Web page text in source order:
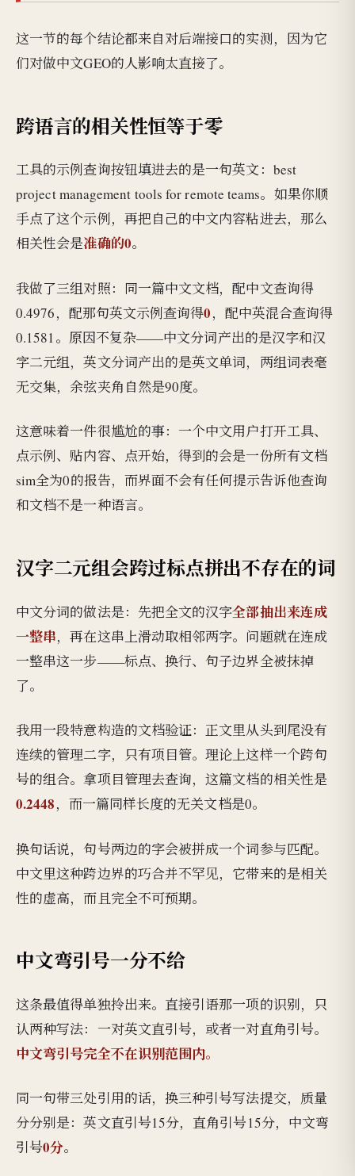
这一节的每个结论都来自对后端接口的实测，因为它
们对做中文GEO的人影响太直接了。
跨语言的相关性恒等于零
工具的示例查询按钮填进去的是一句英文：best
project management tools for remote teams。如果你顺
手点了这个示例，再把自己的中文内容粘进去，那么
相关性会是准确的0。
我做了三组对照：同一篇中文文档，配中文查询得
0.4976，配那句英文示例查询得0，配中英混合查询得
0.1581。原因不复杂——中文分词产出的是汉字和汉
字二元组，英文分词产出的是英文单词，两组词表毫
无交集，余弦夹角自然是90度。
这意味着一件很尴尬的事：一个中文用户打开工具、
点示例、贴内容、点开始，得到的会是一份所有文档
sim全为0的报告，而界面不会有任何提示告诉他查询
和文档不是一种语言。
汉字二元组会跨过标点拼出不存在的词
中文分词的做法是：先把全文的汉字全部抽出来连成
一整串，再在这串上滑动取相邻两字。问题就在连成
一整串这一步——标点、换行、句子边界全被抹掉
了。
我用一段特意构造的文档验证：正文里从头到尾没有
连续的管理二字，只有项目管。理论上这样一个跨句
号的组合。拿项目管理去查询，这篇文档的相关性是
0.2448，而一篇同样长度的无关文档是0。
换句话说，句号两边的字会被拼成一个词参与匹配。
中文里这种跨边界的巧合并不罕见，它带来的是相关
性的虚高，而且完全不可预期。
中文弯引号一分不给
这条最值得单独拎出来。直接引语那一项的识别，只
认两种写法：一对英文直引号，或者一对直角引号。
中文弯引号完全不在识别范围内。
同一句带三处引用的话，换三种引号写法提交，质量
分分别是：英文直引号15分，直角引号15分，中文弯
引号0分。